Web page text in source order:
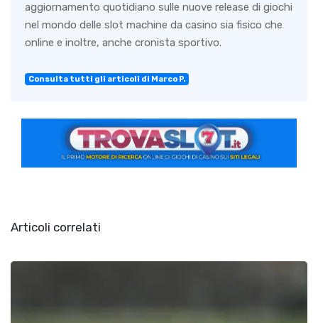
aggiornamento quotidiano sulle nuove release di giochi
nel mondo delle slot machine da casino sia fisico che
online e inoltre, anche cronista sportivo.
Consulta tutti gli articoli di Marco P.
Articoli correlati